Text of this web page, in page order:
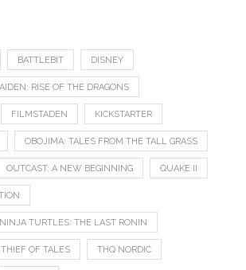
BATTLEBIT DISNEY
RISE OF THE DRAGONS
FILMSTADEN KICKSTARTER
OBOJIMA: TALES FROM THE TALL GRASS
OUTCAST: A NEW BEGINNING QUAKE II
TURTLES: THE LAST RONIN
OF TALES THQ NORDIC